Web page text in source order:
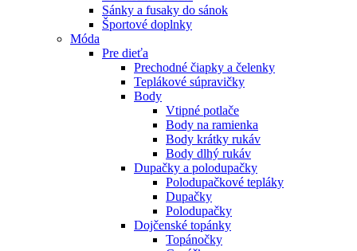
Sánky a fusaky do sánok
Športové doplnky
Móda
Pre dieťa
Prechodné čiapky a čelenky
Teplákové súpravičky
Body
Vtipné potlače
Body na ramienka
Body krátky rukáv
Body dlhý rukáv
Dupačky a polodupačky
Polodupačkové tepláky
Dupačky
Polodupačky
Dojčenské topánky
Topánočky